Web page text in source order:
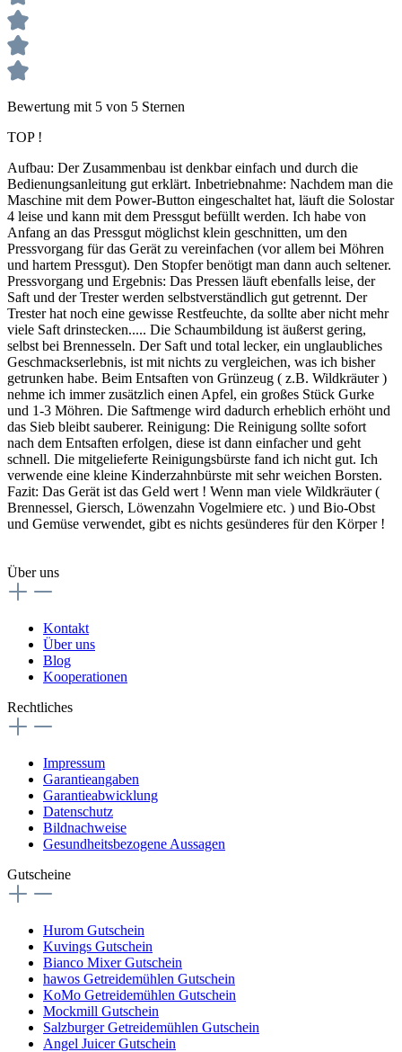
Bewertung mit 5 von 5 Sternen
TOP !
Aufbau: Der Zusammenbau ist denkbar einfach und durch die
Bedienungsanleitung gut erklärt. Inbetriebnahme: Nachdem man die
Maschine mit dem Power-Button eingeschaltet hat, läuft die Solostar
4 leise und kann mit dem Pressgut befüllt werden. Ich habe von
Anfang an das Pressgut möglichst klein geschnitten, um den
Pressvorgang für das Gerät zu vereinfachen (vor allem bei Möhren
und hartem Pressgut). Den Stopfer benötigt man dann auch seltener.
Pressvorgang und Ergebnis: Das Pressen läuft ebenfalls leise, der
Saft und der Trester werden selbstverständlich gut getrennt. Der
Trester hat noch eine gewisse Restfeuchte, da sollte aber nicht mehr
viele Saft drinstecken..... Die Schaumbildung ist äußerst gering,
selbst bei Brennesseln. Der Saft und total lecker, ein unglaubliches
Geschmackserlebnis, ist mit nichts zu vergleichen, was ich bisher
getrunken habe. Beim Entsaften von Grünzeug ( z.B. Wildkräuter )
nehme ich immer zusätzlich einen Apfel, ein großes Stück Gurke
und 1-3 Möhren. Die Saftmenge wird dadurch erheblich erhöht und
das Sieb bleibt sauberer. Reinigung: Die Reinigung sollte sofort
nach dem Entsaften erfolgen, diese ist dann einfacher und geht
schnell. Die mitgelieferte Reinigungsbürste fand ich nicht gut. Ich
verwende eine kleine Kinderzahnbürste mit sehr weichen Borsten.
Fazit: Das Gerät ist das Geld wert ! Wenn man viele Wildkräuter (
Brennessel, Giersch, Löwenzahn Vogelmiere etc. ) und Bio-Obst
und Gemüse verwendet, gibt es nichts gesünderes für den Körper !
Über uns
Kontakt
Über uns
Blog
Kooperationen
Rechtliches
Impressum
Garantieangaben
Garantieabwicklung
Datenschutz
Bildnachweise
Gesundheitsbezogene Aussagen
Gutscheine
Hurom Gutschein
Kuvings Gutschein
Bianco Mixer Gutschein
hawos Getreidemühlen Gutschein
KoMo Getreidemühlen Gutschein
Mockmill Gutschein
Salzburger Getreidemühlen Gutschein
Angel Juicer Gutschein